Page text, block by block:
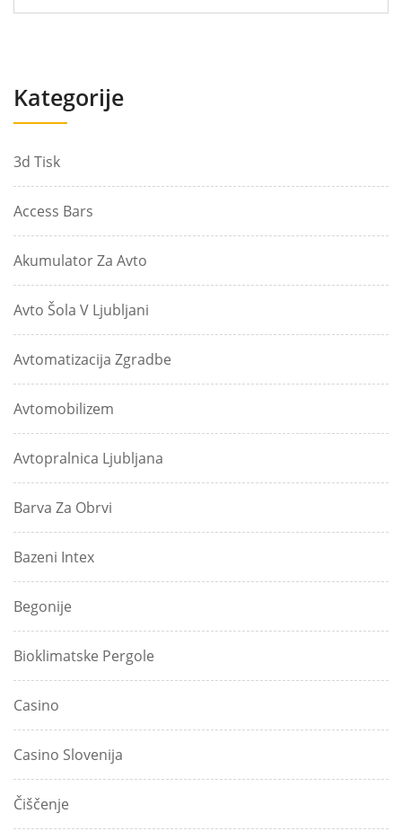
Kategorije
3d Tisk
Access Bars
Akumulator Za Avto
Avto Šola V Ljubljani
Avtomatizacija Zgradbe
Avtomobilizem
Avtopralnica Ljubljana
Barva Za Obrvi
Bazeni Intex
Begonije
Bioklimatske Pergole
Casino
Casino Slovenija
Čiščenje